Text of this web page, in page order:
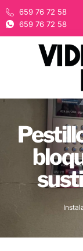
659 76 72 58
659 76 72 58